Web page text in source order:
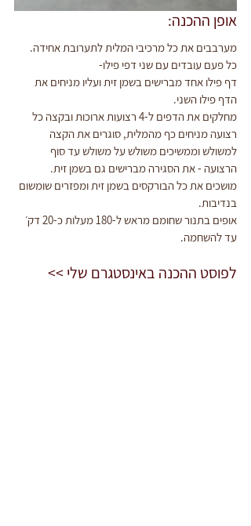
אופן ההכנה:
מערבבים את כל מרכיבי המלית לתערובת אחידה.
כל פעם עובדים עם שני דפי פילו-
דף פילו אחד מברישים בשמן זית ועליו מניחים את
הדף פילו השני.
מחלקים את הדפים ל-4 רצועות ארוכות ובקצה כל
רצועה מניחים כף מהמלית, סוגרים את הקצה
למשולש וממשיכים משולש על משולש עד סוף
הרצועה - את הסגירה מברישים גם בשמן זית.
מושכים את כל הבורקסים בשמן זית ומפזרים שומשום
בנדיבות.
אופים בתנור שחומם מראש ל-180 מעלות כ-20 דק׳
עד להשחמה.
לפוסט ההכנה באינסטגרם שלי >>